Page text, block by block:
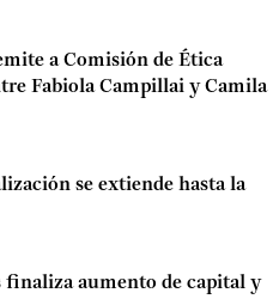
a Comisión de Ética
Fabiola Campillai y Camila
se extiende hasta la
finaliza aumento de capital y